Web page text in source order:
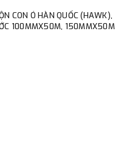
CON Ó HÀN QUỐC (HAWK),
100MMX50M, 150MMX50M